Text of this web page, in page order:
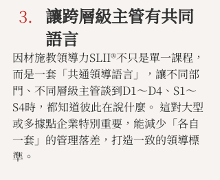
讓跨層級主管有共同
語言
因材施教領導力SLII®不只是單一課程，
而是一套「共通領導語言」，讓不同部
門、不同層級主管談到D1～D4、S1～
S4時，都知道彼此在說什麼。 這對大型
或多據點企業特別重要，能減少「各自
一套」的管理落差，打造一致的領導標
準。